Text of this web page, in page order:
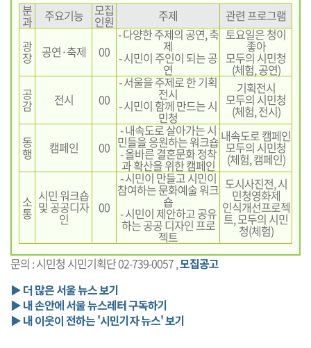
분
과 주요기능 모집
인원 주제
관련 프로그램
광
장 공연·축제 00
- 다양한 주제의 공연, 축
제
- 시민이 주인이 되는 공
연
토요일은 청이
좋아
모두의 시민청
(체험, 공연)
공
감 전시 00
- 서울을 주제로 한 기획
전시
- 시민이 함께 만드는 시
민청
기획전시
모두의 시민청
(체험, 전시)
동
행 캠페인 00
- 내속도로 살아가는 시
민들을 응원하는 워크숍
- 올바른 결혼문화 정착
과 확산을 위한 캠페인
내속도로 캠페인
모두의 시민청
(체험, 캠페인)
소
통
시민 워크숍
및 공공디자
인
00
- 시민이 만들고 시민이
참여하는 문화예술 워크
숍
- 시민이 제안하고 공유
하는 공공 디자인 프로
젝트
도시사진전, 시
민청영화제
인식개선프로젝
트, 모두의 시민
청(체험)
문의 : 시민청 시민기획단 02-739-0057 ,모집공고
▶ 더 많은 서울 뉴스 보기
▶ 내 손안에 서울 뉴스레터 구독하기
▶ 내 이웃이 전하는 '시민기자 뉴스' 보기